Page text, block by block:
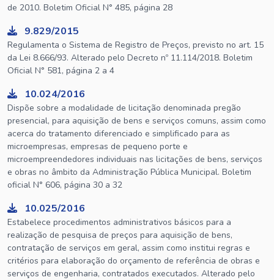
de 2010. Boletim Oficial N° 485, página 28
9.829/2015
Regulamenta o Sistema de Registro de Preços, previsto no art. 15
da Lei 8.666/93. Alterado pelo Decreto nº 11.114/2018. Boletim
Oficial N° 581, página 2 a 4
10.024/2016
Dispõe sobre a modalidade de licitação denominada pregão
presencial, para aquisição de bens e serviços comuns, assim como
acerca do tratamento diferenciado e simplificado para as
microempresas, empresas de pequeno porte e
microempreendedores individuais nas licitações de bens, serviços
e obras no âmbito da Administração Pública Municipal. Boletim
oficial N° 606, página 30 a 32
10.025/2016
Estabelece procedimentos administrativos básicos para a
realização de pesquisa de preços para aquisição de bens,
contratação de serviços em geral, assim como institui regras e
critérios para elaboração do orçamento de referência de obras e
serviços de engenharia, contratados executados. Alterado pelo